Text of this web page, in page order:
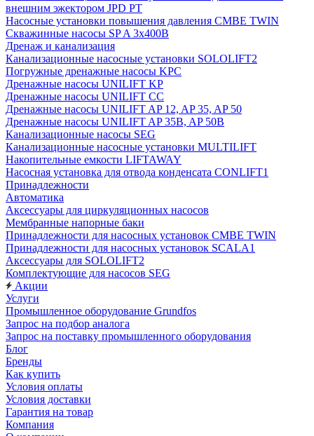
внешним эжектором JPD PT
Насосные установки повышения давления CMBE TWIN
Скважинные насосы SP A 3x400В
Дренаж и канализация
Канализационные насосные установки SOLOLIFT2
Погружные дренажные насосы KPC
Дренажные насосы UNILIFT KP
Дренажные насосы UNILIFT CC
Дренажные насосы UNILIFT AP 12, AP 35, AP 50
Дренажные насосы UNILIFT AP 35B, AP 50B
Канализационные насосы SEG
Канализационные насосные установки MULTILIFT
Накопительные емкости LIFTAWAY
Насосная установка для отвода конденсата CONLIFT1
Принадлежности
Автоматика
Аксессуары для циркуляционных насосов
Мембранные напорные баки
Принадлежности для насосных установок CMBE TWIN
Принадлежности для насосных установок SCALA1
Аксессуары для SOLOLIFT2
Комплектующие для насосов SEG
Акции
Услуги
Промышленное оборудование Grundfos
Запрос на подбор аналога
Запрос на поставку промышленного оборудования
Блог
Бренды
Как купить
Условия оплаты
Условия доставки
Гарантия на товар
Компания